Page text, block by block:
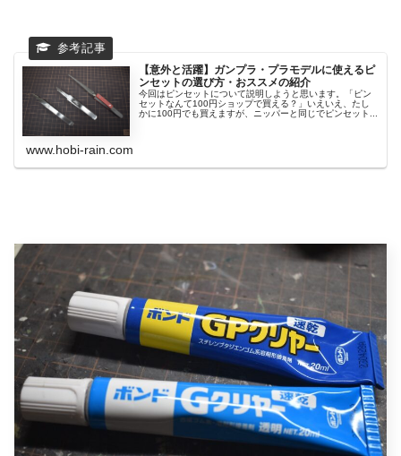
【意外と活躍】ガンプラ・プラモデルに使えるピ
ンセットの選び方・おススメの紹介
今回はピンセットについて説明しようと思います。「ピン
セットなんて100円ショップで買える？」いえいえ、たし
かに100円でも買えますが、ニッパーと同じでピンセット...
www.hobi-rain.com